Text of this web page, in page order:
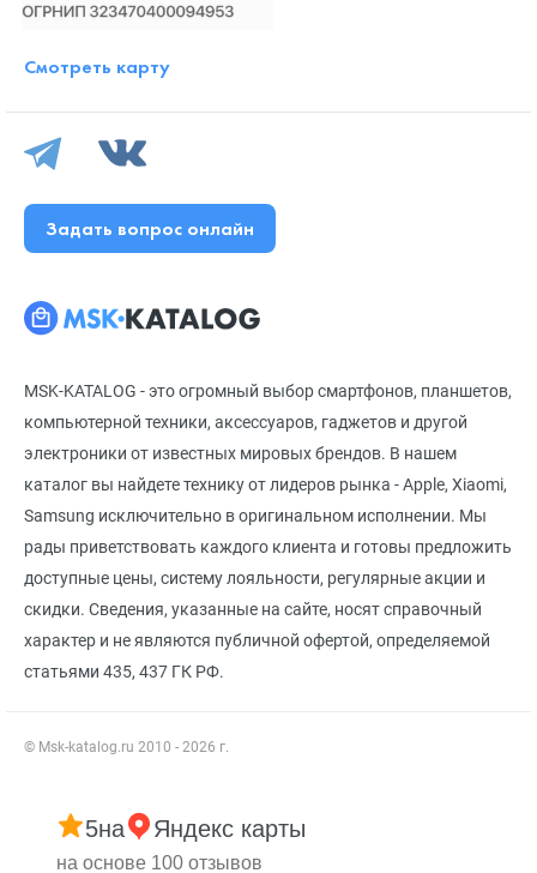
MSK-KATALOG - это огромный выбор смартфонов, планшетов,
компьютерной техники, аксессуаров, гаджетов и другой
электроники от известных мировых брендов. В нашем
каталог вы найдете технику от лидеров рынка - Apple, Xiaomi,
Samsung исключительно в оригинальном исполнении. Мы
рады приветствовать каждого клиента и готовы предложить
доступные цены, систему лояльности, регулярные акции и
скидки. Сведения, указанные на сайте, носят справочный
характер и не являются публичной офертой, определяемой
статьями 435, 437 ГК РФ.
© Msk-katalog.ru 2010 - 2026 г.
Смотреть карту
Задать вопрос онлайн
5на Яндекс карты
на основе 100 отзывов